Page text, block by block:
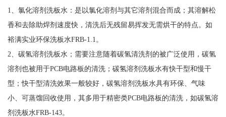
1、氯化溶剂洗板水：是以氯化溶剂与其它溶剂混合而成；其溶解松
香和去除助焊剂速度快，清洗后无残留易挥发无需烘干的特点。如
裕满实业环保洗板水FRB-1.1。
2、碳氢溶剂洗板水；需要注意随着碳氢清洗剂的被广泛使用，碳氢
溶剂也被用于PCB电路板的清洗；碳氢溶剂洗板水有快干型和慢干
型；快干型清洗效果一般较好，碳氢溶剂洗板水具有环保、气味
小、可蒸馏回收使用，其多用于精密类PCB电路板的清洗，如碳氢溶
剂洗板水FRB-143。